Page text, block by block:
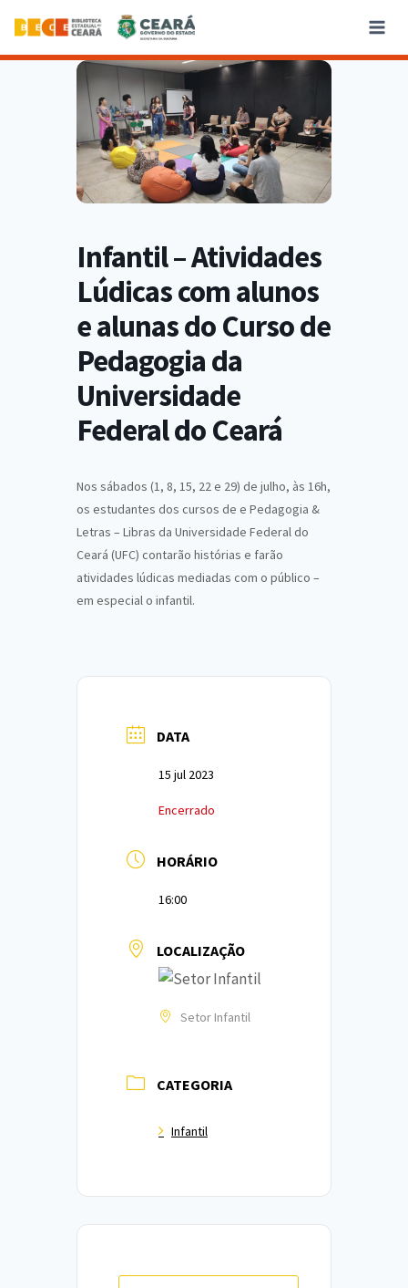
Infantil – Atividades
Lúdicas com alunos
e alunas do Curso de
Pedagogia da
Universidade
Federal do Ceará
Nos sábados (1, 8, 15, 22 e 29) de julho, às 16h,
os estudantes dos cursos de e Pedagogia &
Letras – Libras da Universidade Federal do
Ceará (UFC) contarão histórias e farão
atividades lúdicas mediadas com o público –
em especial o infantil.
DATA
15 jul 2023
Encerrado
HORÁRIO
16:00
LOCALIZAÇÃO
Setor Infantil
CATEGORIA
Infantil